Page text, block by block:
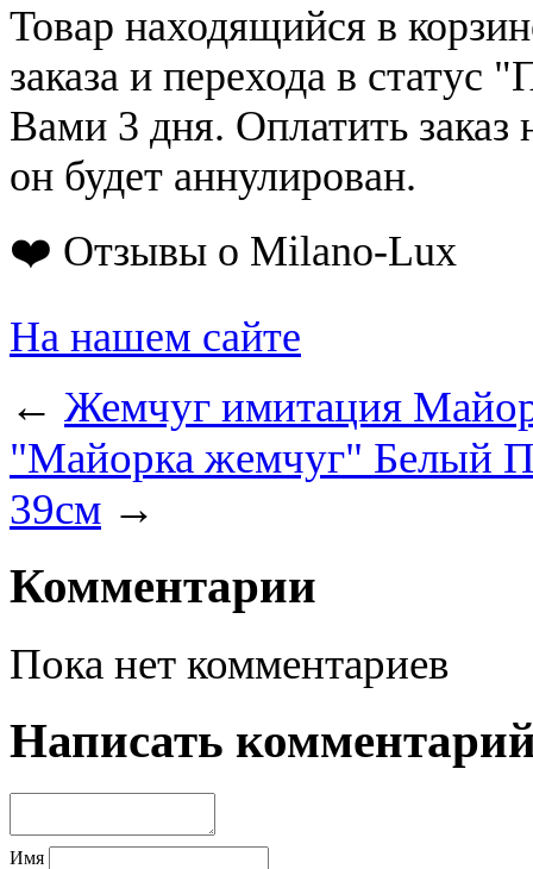
Товар находящийся в
заказа и перехода в статус
Вами 3 дня. Оплатить заказ
он будет аннулирован.
❤️ Отзывы о Milano-Lux
На нашем сайте
← Жемчуг имитация
"Майорка жемчуг" Белый
39см →
Комментарии
Пока нет комментариев
Написать
Имя